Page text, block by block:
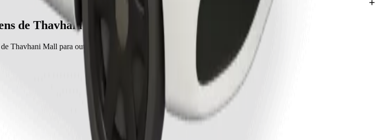
de Thavhani Mall
Thavhani Mall para outros locais em Thohoyandou.